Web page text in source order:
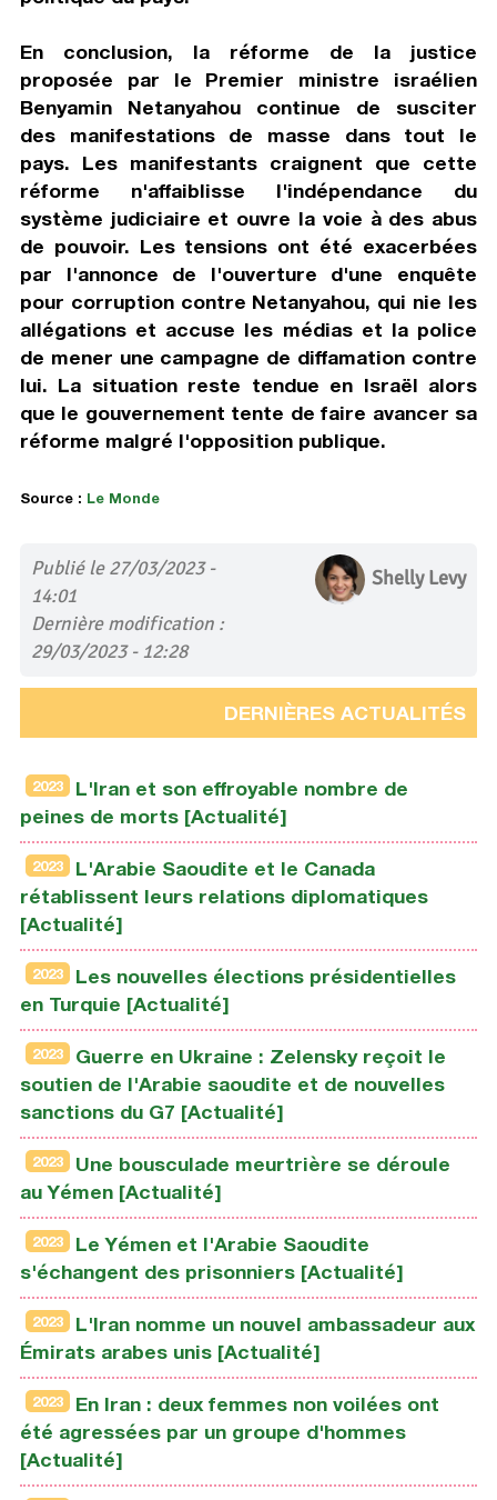
En conclusion, la réforme de la justice
proposée par le Premier ministre israélien
Benyamin Netanyahou continue de susciter
des manifestations de masse dans tout le
pays. Les manifestants craignent que cette
réforme n'affaiblisse l'indépendance du
système judiciaire et ouvre la voie à des abus
de pouvoir. Les tensions ont été exacerbées
par l'annonce de l'ouverture d'une enquête
pour corruption contre Netanyahou, qui nie les
allégations et accuse les médias et la police
de mener une campagne de diffamation contre
lui. La situation reste tendue en Israël alors
que le gouvernement tente de faire avancer sa
réforme malgré l'opposition publique.
Source : Le Monde
Publié le 27/03/2023 -
14:01
Dernière modification :
29/03/2023 - 12:28
Shelly Levy
DERNIÈRES ACTUALITÉS
2023
L'Iran et son effroyable nombre de
peines de morts [Actualité]
2023
L'Arabie Saoudite et le Canada
rétablissent leurs relations diplomatiques
[Actualité]
2023
Les nouvelles élections présidentielles
en Turquie [Actualité]
2023
Guerre en Ukraine : Zelensky reçoit le
soutien de l'Arabie saoudite et de nouvelles
sanctions du G7 [Actualité]
2023
Une bousculade meurtrière se déroule
au Yémen [Actualité]
2023
Le Yémen et l'Arabie Saoudite
s'échangent des prisonniers [Actualité]
2023
L'Iran nomme un nouvel ambassadeur aux
Émirats arabes unis [Actualité]
2023
En Iran : deux femmes non voilées ont
été agressées par un groupe d'hommes
[Actualité]